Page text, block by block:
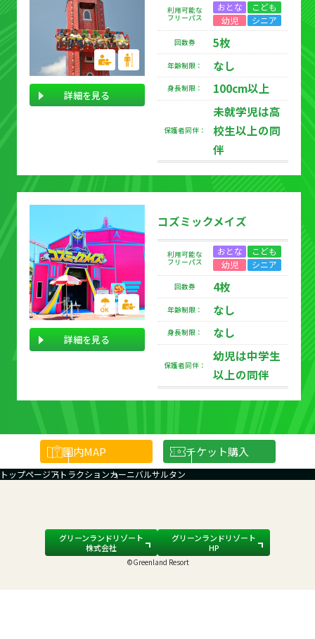
利用可能な
フリーパス
おとな
こども
幼児
シニア
回数券 5枚
年齢制限： なし
身長制限： 100cm以上
保護者同伴：
未就学児は高
校生以上の同
伴
詳細を見る
コズミックメイズ
利用可能な
フリーパス
おとな
こども
幼児
シニア
回数券 4枚
年齢制限： なし
身長制限： なし
保護者同伴：
幼児は中学生
以上の同伴
詳細を見る
園内MAP チケット購入
トップページアトラクションカーニバルサルタン
グリーンランドリゾート
株式会社
グリーンランドリゾート
HP
©Greenland Resort